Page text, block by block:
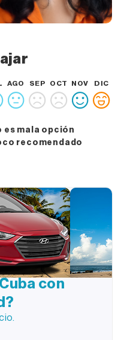
AGO SEP OCT NOV DIC
es mala opción
recomendado
con